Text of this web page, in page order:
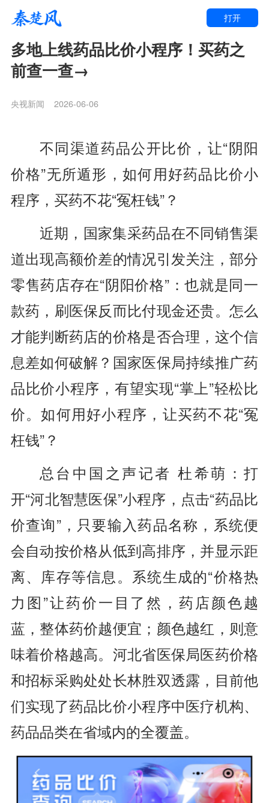
打开
多地上线药品比价小程序！买药之
前查一查→
央视新闻 2026-06-06
不同渠道药品公开比价，让“阴阳
价格”无所遁形，如何用好药品比价小
程序，买药不花“冤枉钱”？
近期，国家集采药品在不同销售渠
道出现高额价差的情况引发关注，部分
零售药店存在“阴阳价格”：也就是同一
款药，刷医保反而比付现金还贵。怎么
才能判断药店的价格是否合理，这个信
息差如何破解？国家医保局持续推广药
品比价小程序，有望实现“掌上”轻松比
价。如何用好小程序，让买药不花“冤
枉钱”？
总台中国之声记者 杜希萌：打
开“河北智慧医保”小程序，点击“药品比
价查询”，只要输入药品名称，系统便
会自动按价格从低到高排序，并显示距
离、库存等信息。系统生成的“价格热
力图”让药价一目了然，药店颜色越
蓝，整体药价越便宜；颜色越红，则意
味着价格越高。河北省医保局医药价格
和招标采购处处长林胜双透露，目前他
们实现了药品比价小程序中医疗机构、
药品品类在省域内的全覆盖。